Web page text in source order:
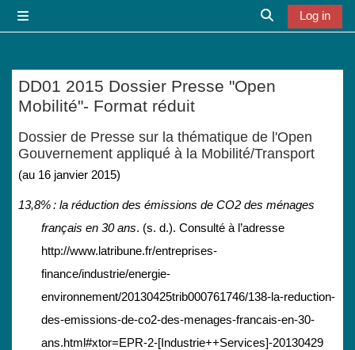
Toggle search
Log in
DD01 2015 Dossier Presse "Open
Mobilité"- Format réduit
Dossier de Presse sur la thématique de l'Open
Gouvernement appliqué à la Mobilité/Transport
(au 16 janvier 2015)
13,8% : la réduction des émissions de CO2 des ménages
français en 30 ans. (s. d.). Consulté à l’adresse
http://www.latribune.fr/entreprises-
finance/industrie/energie-
environnement/20130425trib000761746/138-la-reduction-
des-emissions-de-co2-des-menages-francais-en-30-
ans.html#xtor=EPR-2-[Industrie++Services]-20130429